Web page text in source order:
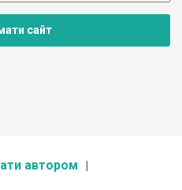
сайт
автором